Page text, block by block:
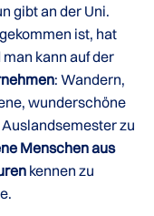
gibt an der Uni.
ist, hat
kann auf der
: Wandern,
wunderschöne
zu
Menschen aus
kennen zu